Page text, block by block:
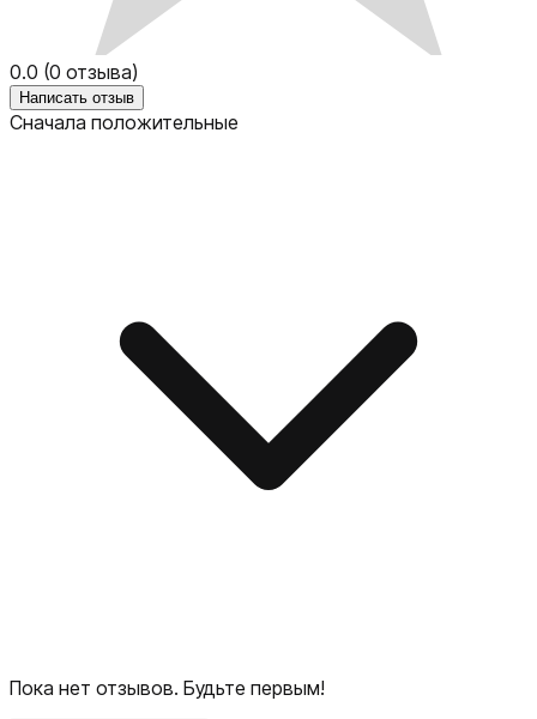
0.0 (0 отзыва)
Написать отзыв
Сначала положительные
Пока нет отзывов. Будьте первым!